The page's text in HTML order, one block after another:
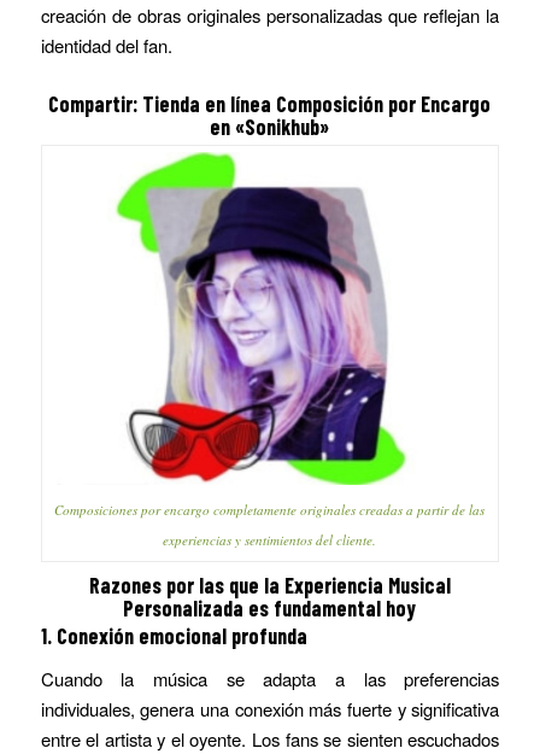
creación de obras originales personalizadas que reflejan la
identidad del fan.
Compartir: Tienda en línea Composición por Encargo
en «Sonikhub»
Composiciones por encargo completamente originales creadas a partir de las
experiencias y sentimientos del cliente.
Razones por las que la Experiencia Musical
Personalizada es fundamental hoy
1. Conexión emocional profunda
Cuando la música se adapta a las preferencias
individuales, genera una conexión más fuerte y significativa
entre el artista y el oyente. Los fans se sienten escuchados